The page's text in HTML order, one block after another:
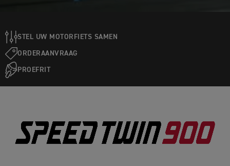
STEL UW MOTORFIETS SAMEN
ORDERAANVRAAG
PROEFRIT